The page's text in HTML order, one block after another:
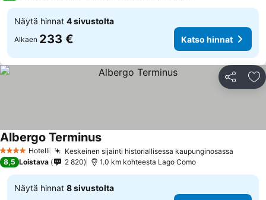
Näytä hinnat 4 sivustolta
Alkaen 233 € Katso hinnat
Jaa
4 Tähtiluokitus
Hotelli Keskeinen sijainti historiallisessa kaupunginosassa
Albergo Terminus
8,5 Loistava 2 820 1.0 km kohteesta Lago Como
Näytä hinnat 8 sivustolta